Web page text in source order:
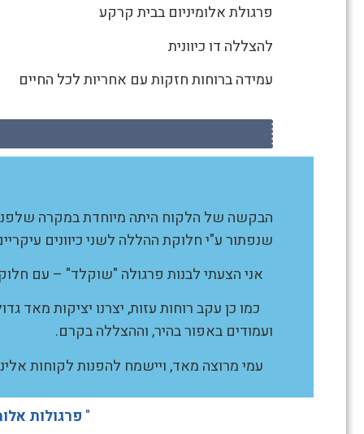
מספרות
סיפור
פרגולת
יעקב
פרגולת אלומיניום בבית קרקע
להצללה דו כיוונית
עמידה ברוחות חזקות עם אחריות לכל החיים
הבקשה של הלקוח היתה מיוחדת במקרה
שנפתור ע"י חלוקת ההללה לשני כיוונים עיקריים. 6 שדות של רפרפות מוטות לכיוון מערב והשישה שדות הנוספים
אני הצעתי לבנות פרגולה "שוקלד" – עם
כמו כן עקב רוחות עזות, יצרנו יציקות מאד
ועמודים באפור בהיר, וההצללה בקרם.
עמי מרוצה מאד, ויישמח להפנות לקוחות
" פרגולות